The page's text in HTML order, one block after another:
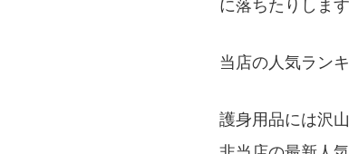
に落ちたりします
当店の人気ラン
護身用品には沢